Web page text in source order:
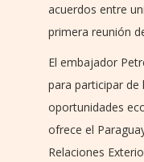
acuerdos entre
primera reunión
El embajador
para participar de
oportunidades
ofrece el
Relaciones